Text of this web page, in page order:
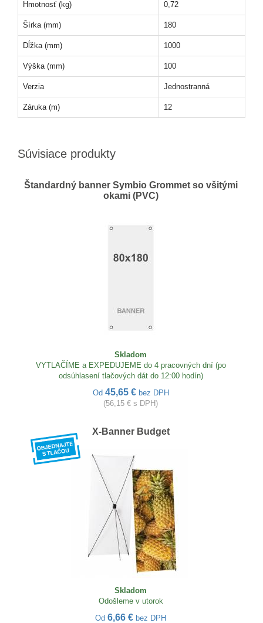
Hmotnosť (kg) 0,72
Šírka (mm) 180
Dĺžka (mm) 1000
Výška (mm) 100
Verzia Jednostranná
Záruka (m) 12
Súvisiace produkty
Štandardný banner Symbio Grommet so všitými
okami (PVC)
Skladom
VYTLAČÍME a EXPEDUJEME do 4 pracovných dní (po
odsúhlasení tlačových dát do 12:00 hodín)
Od 45,65 € bez DPH
(56,15 € s DPH)
X-Banner Budget
Skladom
Odošleme v utorok
Od 6,66 € bez DPH